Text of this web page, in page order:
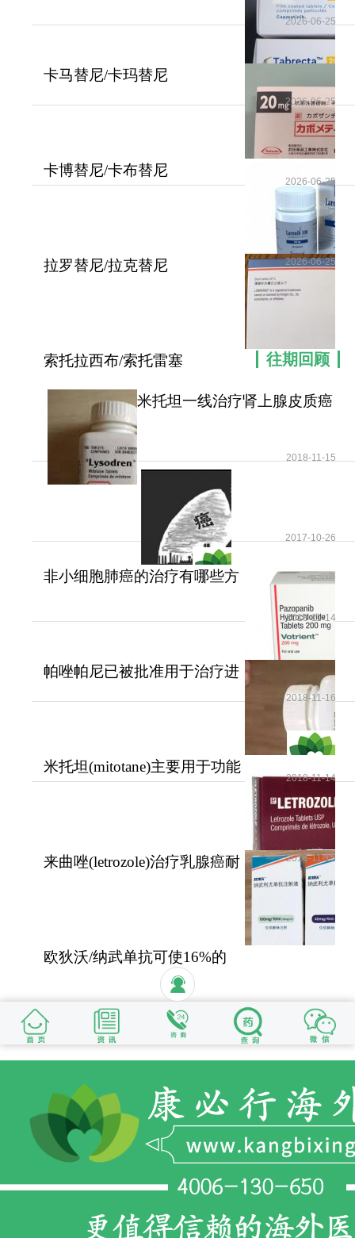
卡马替尼/卡玛替尼
2026-06-25
卡博替尼/卡布替尼
(Cometriq/Cabozantinib)
2026-06-25
拉罗替尼/拉克替尼
2026-06-25
索托拉西布/索托雷塞
2026-06-25
往期回顾
米托坦一线治疗肾上腺皮质癌
2018-11-15
非小细胞肺癌的治疗有哪些方
2017-10-26
帕唑帕尼已被批准用于治疗进
2018-11-14
米托坦(mitotane)主要用于功能
性和无功能性肾上腺
2018-11-16
来曲唑(letrozole)治疗乳腺癌耐
2018-11-14
欧狄沃/纳武单抗可使16%的
晚期肺癌患者活过5年
2018-11-15